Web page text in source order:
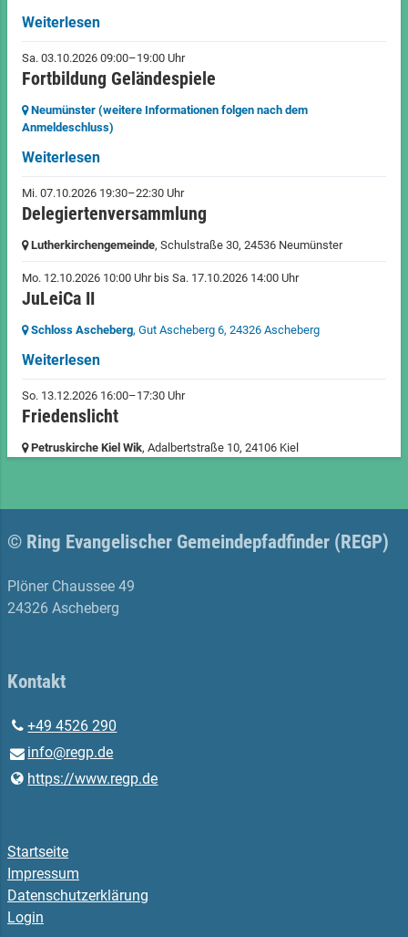
Weiterlesen
Sa. 03.10.2026 09:00–19:00 Uhr
Fortbildung Geländespiele
Neumünster (weitere Informationen folgen nach dem
Anmeldeschluss)
Weiterlesen
Mi. 07.10.2026 19:30–22:30 Uhr
Delegiertenversammlung
Lutherkirchengemeinde, Schulstraße 30, 24536 Neumünster
Mo. 12.10.2026 10:00 Uhr bis Sa. 17.10.2026 14:00 Uhr
JuLeiCa II
Schloss Ascheberg, Gut Ascheberg 6, 24326 Ascheberg
Weiterlesen
So. 13.12.2026 16:00–17:30 Uhr
Friedenslicht
Petruskirche Kiel Wik, Adalbertstraße 10, 24106 Kiel
© Ring Evangelischer Gemeindepfadfinder (REGP)
Plöner Chaussee 49
24326 Ascheberg
Kontakt
+49 4526 290
info@​regp.​de
https://www.​regp.​de
Startseite
Impressum
Datenschutzerklärung
Login